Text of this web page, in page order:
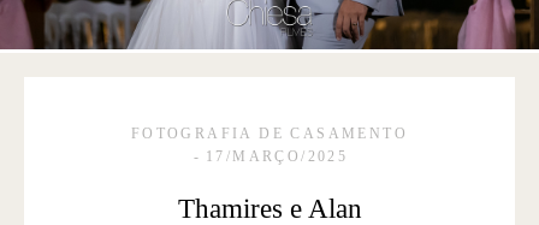
FOTOGRAFIA DE CASAMENTO
17/MARÇO/2025
Thamires e Alan